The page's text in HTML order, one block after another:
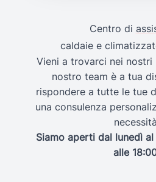
Centro di
caldaie e
Vieni a trovarci nei nostri
nostro team è a tua
rispondere a tutte le tue
una consulenza
Siamo aperti dal lunedì
alle